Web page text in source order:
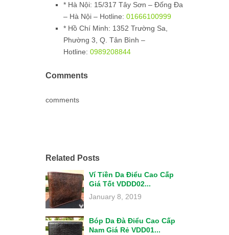
* Hà Nội: 15/317 Tây Sơn – Đống Đa
– Hà Nội – Hotline: 01666100999
* Hồ Chí Minh: 1352 Trường Sa,
Phường 3, Q. Tân Bình –
Hotline: 0989208844
Comments
comments
Related Posts
Ví Tiền Da Điểu Cao Cấp
Giá Tốt VDDD02...
January 8, 2019
Bóp Da Đà Điểu Cao Cấp
Nam Giá Rẻ VDD01...